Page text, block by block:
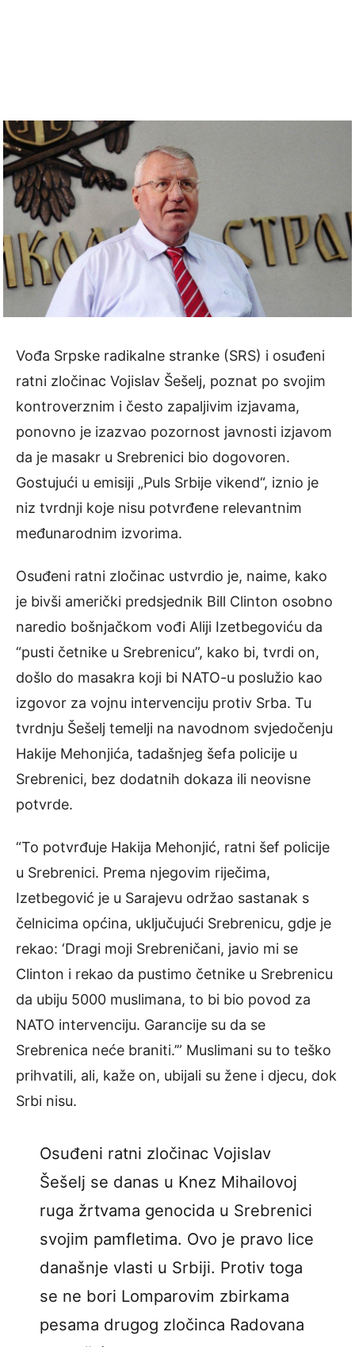
Vođa Srpske radikalne stranke (SRS) i osuđeni
ratni zločinac Vojislav Šešelj, poznat po svojim
kontroverznim i često zapaljivim izjavama,
ponovno je izazvao pozornost javnosti izjavom
da je masakr u Srebrenici bio dogovoren.
Gostujući u emisiji „Puls Srbije vikend“, iznio je
niz tvrdnji koje nisu potvrđene relevantnim
međunarodnim izvorima.
Osuđeni ratni zločinac ustvrdio je, naime, kako
je bivši američki predsjednik Bill Clinton osobno
naredio bošnjačkom vođi Aliji Izetbegoviću da
“pusti četnike u Srebrenicu”, kako bi, tvrdi on,
došlo do masakra koji bi NATO-u poslužio kao
izgovor za vojnu intervenciju protiv Srba. Tu
tvrdnju Šešelj temelji na navodnom svjedočenju
Hakije Mehonjića, tadašnjeg šefa policije u
Srebrenici, bez dodatnih dokaza ili neovisne
potvrde.
“To potvrđuje Hakija Mehonjić, ratni šef policije
u Srebrenici. Prema njegovim riječima,
Izetbegović je u Sarajevu održao sastanak s
čelnicima općina, uključujući Srebrenicu, gdje je
rekao: ‘Dragi moji Srebreničani, javio mi se
Clinton i rekao da pustimo četnike u Srebrenicu
da ubiju 5000 muslimana, to bi bio povod za
NATO intervenciju. Garancije su da se
Srebrenica neće braniti.’” Muslimani su to teško
prihvatili, ali, kaže on, ubijali su žene i djecu, dok
Srbi nisu.
Osuđeni ratni zločinac Vojislav
Šešelj se danas u Knez Mihailovoj
ruga žrtvama genocida u Srebrenici
svojim pamfletima. Ovo je pravo lice
današnje vlasti u Srbiji. Protiv toga
se ne bori Lomparovim zbirkama
pesama drugog zločinca Radovana